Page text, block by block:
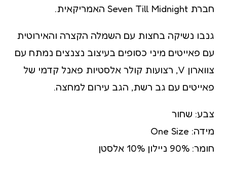
חברת Seven Till Midnight האמריקאית.
גנבו נשיקה בחצות עם השמלה הקצרה והאירוטית
עם פאייטים מיני כסופים בעיצוב נצנצים נמתח עם
צווארון V, רצועות קולר אלסטיות פאנל קדמי של
פאייטים עם גב רשת, הגב עירום למחצה.
צבע: שחור
מידה: One Size
חומר: 90% ניילון 10% אלסטן